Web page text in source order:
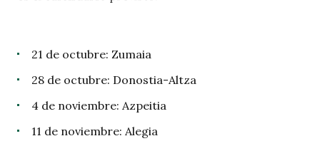
21 de octubre: Zumaia
28 de octubre: Donostia-Altza
4 de noviembre: Azpeitia
11 de noviembre: Alegia